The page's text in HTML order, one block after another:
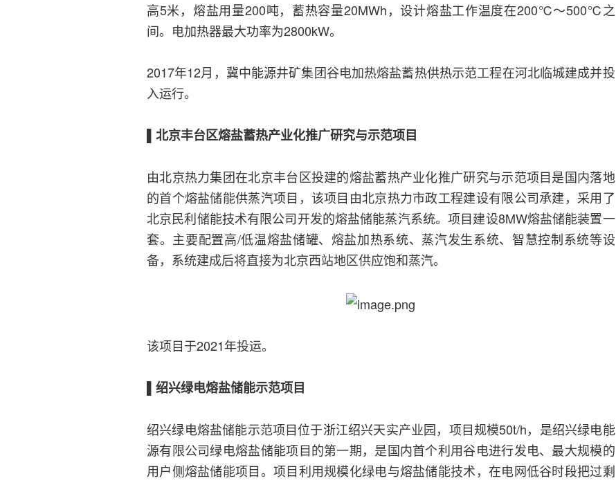
高5米，熔盐用量200吨，蓄热容量20MWh，设计熔盐工作温度在200℃～500℃之
间。电加热器最大功率为2800kW。
2017年12月，冀中能源井矿集团谷电加热熔盐蓄热供热示范工程在河北临城建成并投
入运行。
▌北京丰台区熔盐蓄热产业化推广研究与示范项目
由北京热力集团在北京丰台区投建的熔盐蓄热产业化推广研究与示范项目是国内落地
的首个熔盐储能供蒸汽项目，该项目由北京热力市政工程建设有限公司承建，采用了
北京民利储能技术有限公司开发的熔盐储能蒸汽系统。项目建设8MW熔盐储能装置一
套。主要配置高/低温熔盐储罐、熔盐加热系统、蒸汽发生系统、智慧控制系统等设
备，系统建成后将直接为北京西站地区供应饱和蒸汽。
该项目于2021年投运。
▌绍兴绿电熔盐储能示范项目
绍兴绿电熔盐储能示范项目位于浙江绍兴天实产业园，项目规模50t/h，是绍兴绿电能
源有限公司绿电熔盐储能项目的第一期，是国内首个利用谷电进行发电、最大规模的
用户侧熔盐储能项目。项目利用规模化绿电与熔盐储能技术，在电网低谷时段把过剩